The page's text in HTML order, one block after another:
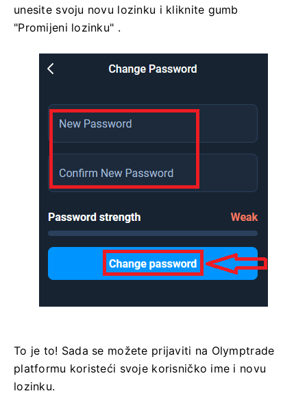
unesite svoju novu lozinku i kliknite gumb
"Promijeni lozinku" .
To je to! Sada se možete prijaviti na Olymptrade
platformu koristeći svoje korisničko ime i novu
lozinku.